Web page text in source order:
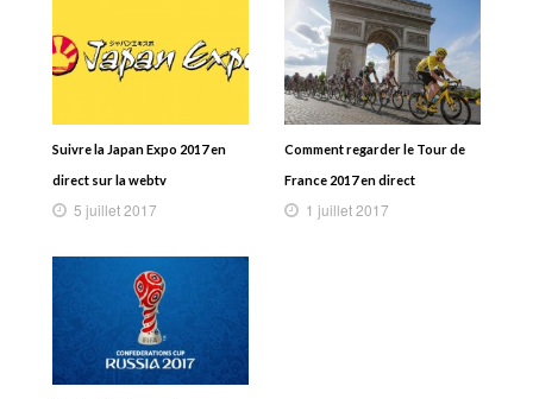
Suivre la Japan Expo 2017 en
direct sur la webtv
5 juillet 2017
Comment regarder le Tour de
France 2017 en direct
1 juillet 2017